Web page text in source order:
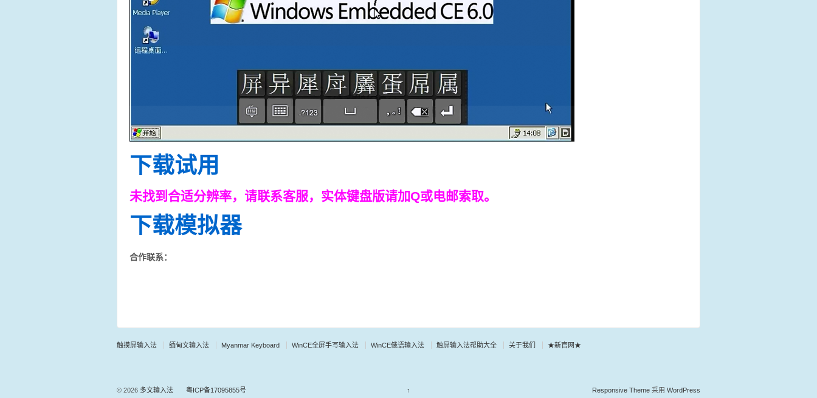
下载试用
未找到合适分辨率，请联系客服，实体键盘版请加Q或电邮索取。
下载模拟器
合作联系：
触摸屏输入法 缅甸文输入法 Myanmar Keyboard WinCE全屏手写输入法 WinCE俄语输入法 触屏输入法帮助大全 关于我们 ★新官网★
© 2026 多文输入法 粤ICP备17095855号 ↑ Responsive Theme采用 WordPress